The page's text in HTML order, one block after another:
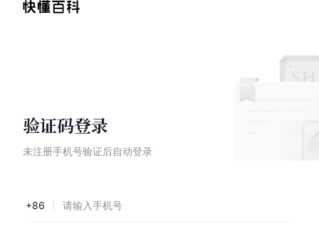
验证码登录
未注册手机号验证后自动登录
+86